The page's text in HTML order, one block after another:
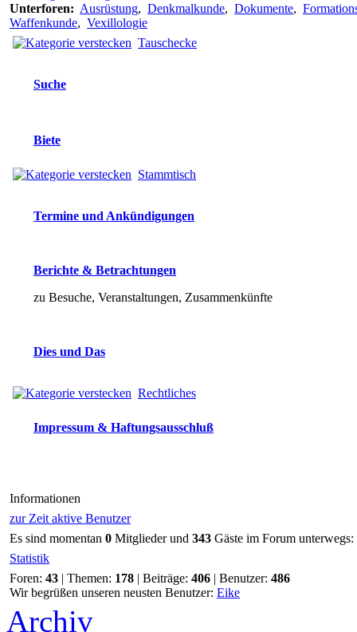
Unterforen: Ausrüstung, Denkmalkunde, Dokumente,
Waffenkunde, Vexillologie
Tauschecke
Suche
Biete
Stammtisch
Termine und Ankündigungen
Berichte & Betrachtungen
zu Besuche, Veranstaltungen, Zusammenkünfte
Dies und Das
Rechtliches
Impressum & Haftungsausschluß
Informationen
zur Zeit aktive Benutzer
Es sind momentan 0 Mitglieder und 343 Gäste im Forum unterwegs:
Statistik
Foren: 43 | Themen: 178 | Beiträge: 406 | Benutzer: 486
Wir begrüßen unseren neusten Benutzer: Eike
Archiv